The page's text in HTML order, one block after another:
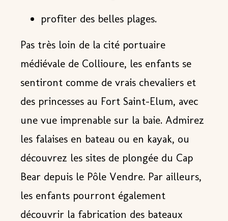
profiter des belles plages.
Pas très loin de la cité portuaire
médiévale de Collioure, les enfants se
sentiront comme de vrais chevaliers et
des princesses au Fort Saint-Elum, avec
une vue imprenable sur la baie. Admirez
les falaises en bateau ou en kayak, ou
découvrez les sites de plongée du Cap
Bear depuis le Pôle Vendre. Par ailleurs,
les enfants pourront également
découvrir la fabrication des bateaux